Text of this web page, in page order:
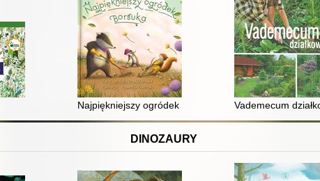
Najpiękniejszy ogródek Borsuka Vademecum
DINOZAURY